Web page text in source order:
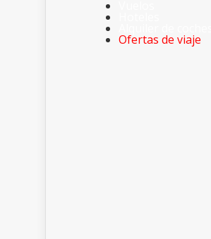
Ofertas de viaje